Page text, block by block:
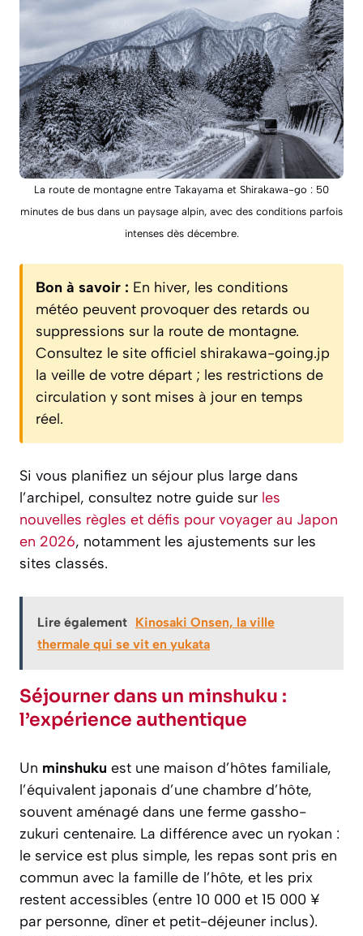
La route de montagne entre Takayama et Shirakawa-go : 50
minutes de bus dans un paysage alpin, avec des conditions parfois
intenses dès décembre.
Bon à savoir : En hiver, les conditions
météo peuvent provoquer des retards ou
suppressions sur la route de montagne.
Consultez le site officiel shirakawa-going.jp
la veille de votre départ ; les restrictions de
circulation y sont mises à jour en temps
réel.
Si vous planifiez un séjour plus large dans
l’archipel, consultez notre guide sur les
nouvelles règles et défis pour voyager au Japon
en 2026, notamment les ajustements sur les
sites classés.
Lire également Kinosaki Onsen, la ville
thermale qui se vit en yukata
Séjourner dans un minshuku :
l’expérience authentique
Un minshuku est une maison d’hôtes familiale,
l’équivalent japonais d’une chambre d’hôte,
souvent aménagé dans une ferme gassho-
zukuri centenaire. La différence avec un ryokan :
le service est plus simple, les repas sont pris en
commun avec la famille de l’hôte, et les prix
restent accessibles (entre 10 000 et 15 000 ¥
par personne, dîner et petit-déjeuner inclus).